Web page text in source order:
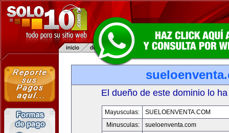
El dueño de este dominio lo
Mayusculas:
SUELOENVENTA.COM
Minusculas:
sueloenventa.com